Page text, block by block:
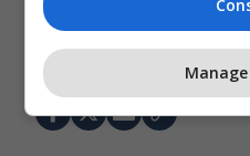
Përfaqësuesja E Japonisë
Kombëtarja E Holandës